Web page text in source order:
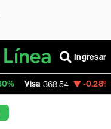
Ingresar
-0.28% MercadoLibre